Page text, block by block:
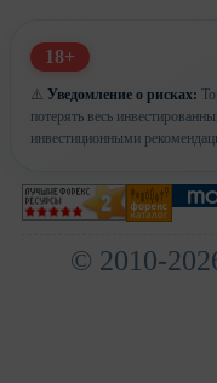
18+
⚠️ Уведомление о рисках:
потерять весь
инвестиционными
© 2010-